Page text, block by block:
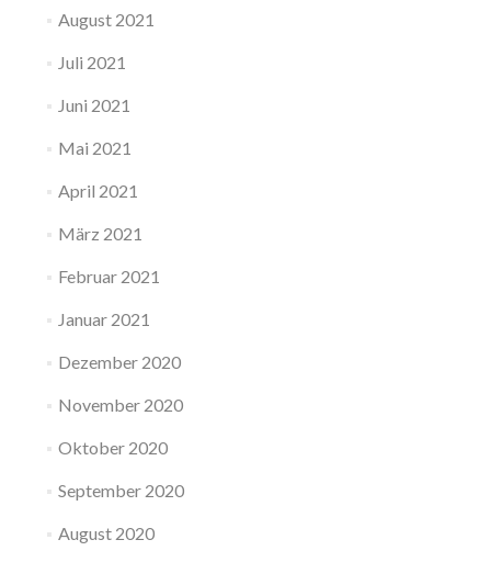
August 2021
Juli 2021
Juni 2021
Mai 2021
April 2021
März 2021
Februar 2021
Januar 2021
Dezember 2020
November 2020
Oktober 2020
September 2020
August 2020